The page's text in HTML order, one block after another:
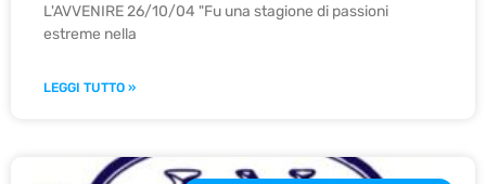
L'AVVENIRE 26/10/04 "Fu una stagione di passioni
estreme nella
LEGGI TUTTO »